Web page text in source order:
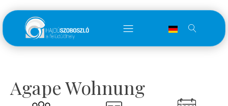
Agape Wohnung